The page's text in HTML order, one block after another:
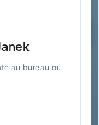
au bureau ou